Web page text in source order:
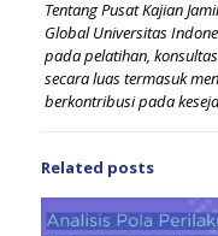
Tentang Pusat Kajian
Global Universitas
pada pelatihan,
secara luas termasuk
berkontribusi pada
Related posts